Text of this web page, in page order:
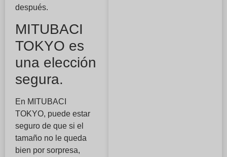
después.
MITUBACI
TOKYO es
una elección
segura.
En MITUBACI
TOKYO, puede estar
seguro de que si el
tamaño no le queda
bien por sorpresa,